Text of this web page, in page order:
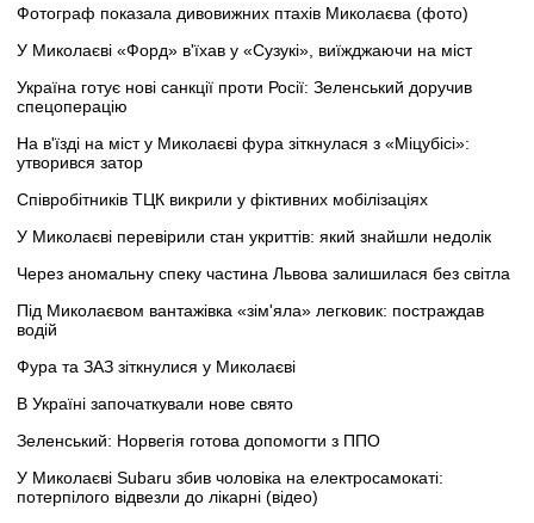
Фотограф показала дивовижних птахів Миколаєва (фото)
У Миколаєві «Форд» в'їхав у «Сузукі», виїжджаючи на міст
Україна готує нові санкції проти Росії: Зеленський доручив
спецоперацію
На в'їзді на міст у Миколаєві фура зіткнулася з «Міцубісі»:
утворився затор
Співробітників ТЦК викрили у фіктивних мобілізаціях
У Миколаєві перевірили стан укриттів: який знайшли недолік
Через аномальну спеку частина Львова залишилася без світла
Під Миколаєвом вантажівка «зім'яла» легковик: постраждав
водій
Фура та ЗАЗ зіткнулися у Миколаєві
В Україні започаткували нове свято
Зеленський: Норвегія готова допомогти з ППО
У Миколаєві Subaru збив чоловіка на електросамокаті:
потерпілого відвезли до лікарні (відео)